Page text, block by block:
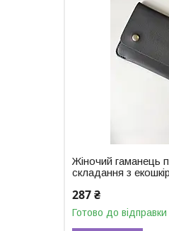
Жіночий гаманець
складання з
287 ₴
Готово до відправки